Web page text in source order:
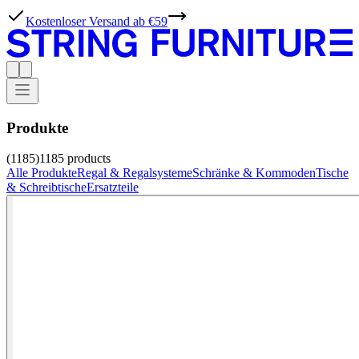
Kostenloser Versand ab €59
Produkte
(1185)1185 products
Alle ProdukteRegal & RegalsystemeSchränke & KommodenTische
& SchreibtischeErsatzteile